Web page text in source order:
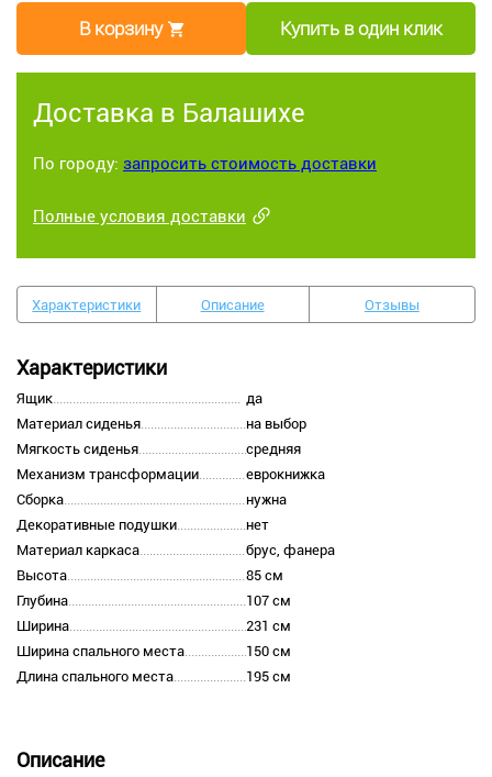
В корзину Купить в один клик
Доставка в Балашихе
По городу: запросить стоимость доставки
Полные условия доставки
Характеристики Описание Отзывы
Характеристики
Ящик
да
Материал сиденья
на выбор
Мягкость сиденья
средняя
Механизм трансформации
еврокнижка
Сборка
нужна
Декоративные подушки
нет
Материал каркаса
брус, фанера
Высота
85 см
Глубина
107 см
Ширина
231 см
Ширина спального места
150 см
Длина спального места
195 см
Описание